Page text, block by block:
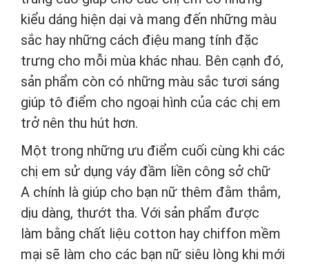
kiểu dáng hiện dại và mang đến những màu
sắc hay những cách điệu mang tính đặc
trưng cho mỗi mùa khác nhau. Bên cạnh đó,
sản phẩm còn có những màu sắc tươi sáng
giúp tô điểm cho ngoại hình của các chị em
trở nên thu hút hơn.
Một trong những ưu điểm cuối cùng khi các
chị em sử dụng váy đầm liền công sở chữ
A chính là giúp cho bạn nữ thêm đằm thắm,
dịu dàng, thướt tha. Với sản phẩm được
làm bằng chất liệu cotton hay chiffon mềm
mại sẽ làm cho các bạn nữ siêu lòng khi mới